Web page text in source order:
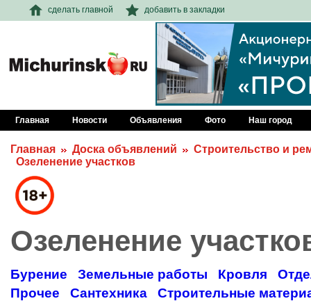
сделать главной добавить в закладки
Главная Новости Объявления Фото Наш город
Главная Доска объявлений
Строительство и
Озеленение участков
Озеленение
Бурение Земельные работы Кровля
Прочее
Сантехника Строительные